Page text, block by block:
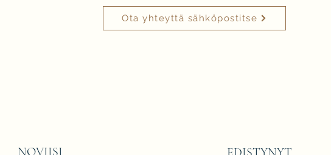
Ota yhteyttä sähköpostitse
NOVIISI